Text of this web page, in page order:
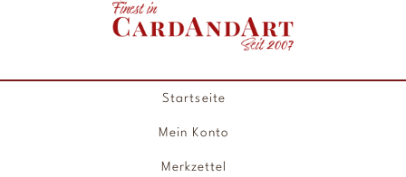
Startseite
Mein Konto
Merkzettel